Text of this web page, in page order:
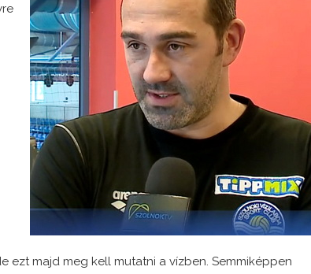
ezt majd meg kell mutatni a vízben. Semmiképpen